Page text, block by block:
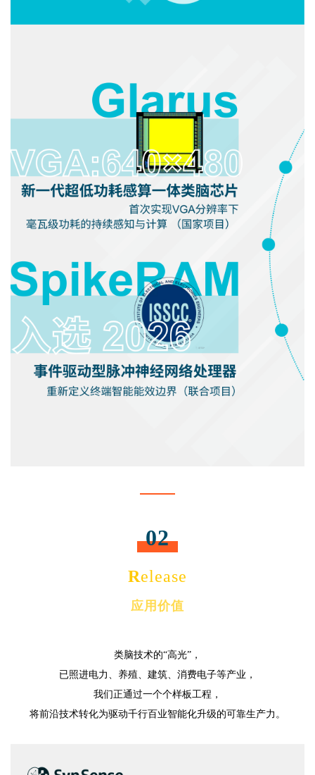
02
Release
应用价值
类脑技术的“高光”，
已照进电力、养殖、建筑、消费电子等产业，
我们正通过一个个样板工程，
将前沿技术转化为驱动千行百业智能化升级的可靠生产力。